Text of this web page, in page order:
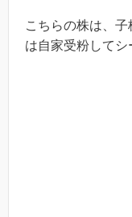
こちらの株は、
は自家受粉してシ